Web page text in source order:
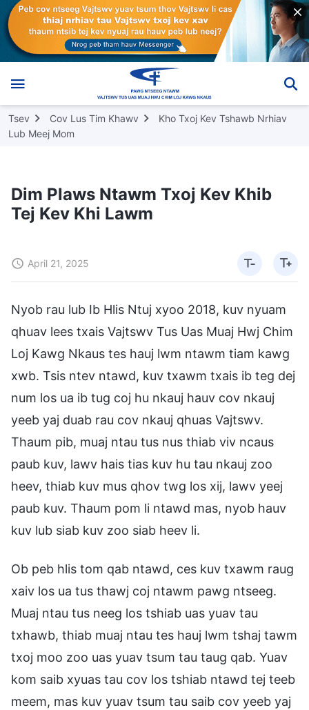
Tsev Cov Lus Tim Khawv
Kho Txoj Kev Tshawb Nrhiav
Lub Meej Mom
Dim Plaws Ntawm Txoj Kev Khib
Tej Kev Khi Lawm
April 21, 2025
Nyob rau lub Ib Hlis Ntuj xyoo 2018, kuv nyuam
qhuav lees txais Vajtswv Tus Uas Muaj Hwj Chim
Loj Kawg Nkaus tes hauj lwm ntawm tiam kawg
xwb. Tsis ntev ntawd, kuv txawm txais ib teg dej
num los ua ib tug coj hu nkauj hauv cov nkauj
yeeb yaj duab rau cov nkauj qhuas Vajtswv.
Thaum pib, muaj ntau tus nus thiab viv ncaus
paub kuv, lawv hais tias kuv hu tau nkauj zoo
heev, thiab kuv mus qhov twg los xij, lawv yeej
paub kuv. Thaum pom li ntawd mas, nyob hauv
kuv lub siab kuv zoo siab heev li.
Ob peb hlis tom qab ntawd, ces kuv txawm raug
xaiv los ua tus thawj coj ntawm pawg ntseeg.
Muaj ntau tus neeg los tshiab uas yuav tau
txhawb, thiab muaj ntau tes hauj lwm tshaj tawm
txoj moo zoo uas yuav tsum tau taug qab. Yuav
kom saib xyuas tau cov los tshiab ntawd tej teeb
meem, mas kuv yuav tsum tau saib cov yeeb yaj